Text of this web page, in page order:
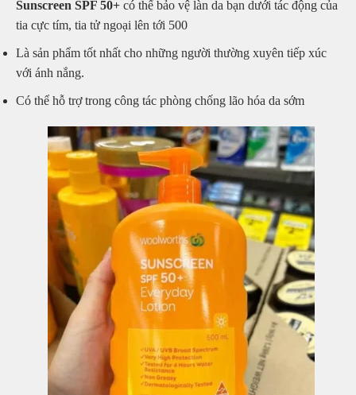
Sunscreen SPF 50+ có thể bảo vệ làn da bạn dưới tác động của
tia cực tím, tia tử ngoại lên tới 500
Là sản phẩm tốt nhất cho những người thường xuyên tiếp xúc
với ánh nắng.
Có thể hỗ trợ trong công tác phòng chống lão hóa da sớm